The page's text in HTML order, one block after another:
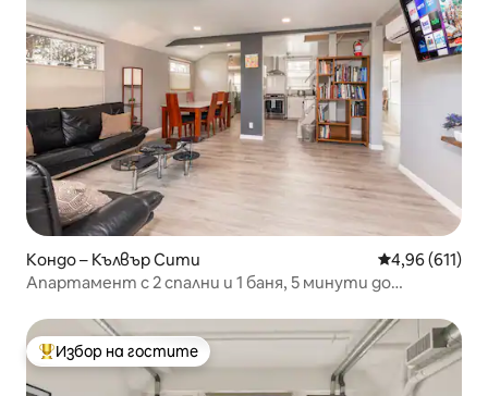
Кондо – Кълвър Сити Средна
4,96 (611)
Апартамент с 2 спални и 1 баня, 5 минути до
Най-популярен избор на гостите
Избор на гостите